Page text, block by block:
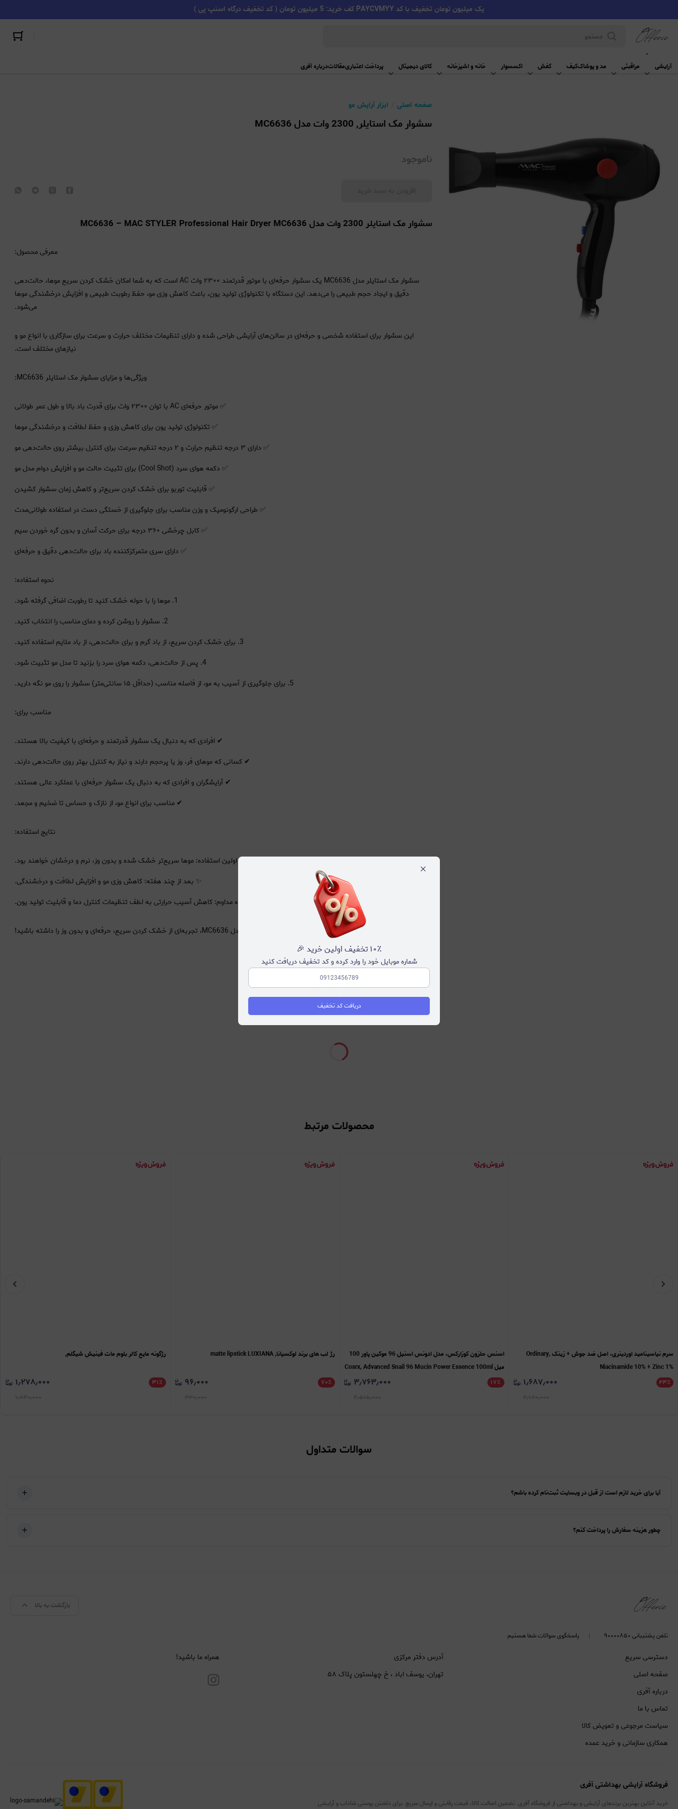
یک میلیون تومان تخفیف با کد PAYCVMYY کف خرید: 5 میلیون تومان ( کد تخفیف درگاه اسنپ پی )
آرایشی مراقبتی مد و پوشاککیف کفش اکسسوار خانه و اشپزخانه کالای دیجیتال پرداخت اعتباریمقالاتدرباره آفری
صفحه اصلی ابزار آرایش مو
سشوار مک استایلر, 2300 وات مدل MC6636
ناموجود
سشوار مک استایلر 2300 وات مدل MC6636 – MAC STYLER Professional Hair Dryer MC6636
معرفی محصول:
سشوار مک استایلر مدل MC6636 یک سشوار حرفه‌ای با موتور قدرتمند ۲۳۰۰ وات AC است که به شما امکان خشک کردن سریع موها، حالت‌دهی
دقیق و ایجاد حجم طبیعی را می‌دهد. این دستگاه با تکنولوژی تولید یون، باعث کاهش وزی مو، حفظ رطوبت طبیعی و افزایش درخشندگی موها
می‌شود.
این سشوار برای استفاده شخصی و حرفه‌ای در سالن‌های آرایشی طراحی شده و دارای تنظیمات مختلف حرارت و سرعت برای سازگاری با انواع مو و
نیازهای مختلف است.
ویژگی‌ها و مزایای سشوار مک استایلر MC6636:
✅ موتور حرفه‌ای AC با توان ۲۳۰۰ وات برای قدرت باد بالا و طول عمر طولانی
✅ تکنولوژی تولید یون برای کاهش وزی و حفظ لطافت و درخشندگی موها
✅ دارای ۳ درجه تنظیم حرارت و ۲ درجه تنظیم سرعت برای کنترل بیشتر روی حالت‌دهی مو
✅ دکمه هوای سرد (Cool Shot) برای تثبیت حالت مو و افزایش دوام مدل مو
✅ قابلیت توربو برای خشک کردن سریع‌تر و کاهش زمان سشوار کشیدن
✅ طراحی ارگونومیک و وزن مناسب برای جلوگیری از خستگی دست در استفاده طولانی‌مدت
✅ کابل چرخشی ۳۶۰ درجه برای حرکت آسان و بدون گره خوردن سیم
✅ دارای سری متمرکزکننده باد برای حالت‌دهی دقیق و حرفه‌ای
نحوه استفاده:
1. موها را با حوله خشک کنید تا رطوبت اضافی گرفته شود.
2. سشوار را روشن کرده و دمای مناسب را انتخاب کنید.
3. برای خشک کردن سریع، از باد گرم و برای حالت‌دهی، از باد ملایم استفاده کنید.
4. پس از حالت‌دهی، دکمه هوای سرد را بزنید تا مدل مو تثبیت شود.
5. برای جلوگیری از آسیب به مو، از فاصله مناسب (حداقل ۱۵ سانتی‌متر) سشوار را روی مو نگه دارید.
مناسب برای:
✔ افرادی که به دنبال یک سشوار قدرتمند و حرفه‌ای با کیفیت بالا هستند.
✔ کسانی که موهای فر، وز یا پرحجم دارند و نیاز به کنترل بهتر روی حالت‌دهی دارند.
✔ آرایشگران و افرادی که به دنبال یک سشوار حرفه‌ای با عملکرد عالی هستند.
✔ مناسب برای انواع مو، از نازک و حساس تا ضخیم و مجعد.
نتایج استفاده:
✨ بعد از اولین استفاده: موها سریع‌تر خشک شده و بدون وز، نرم و درخشان خواهند بود.
✨ بعد از چند هفته: کاهش وزی مو و افزایش لطافت و درخشندگی.
✨ بعد از استفاده مداوم: کاهش آسیب حرارتی به لطف تنظیمات کنترل دما و قابلیت تولید یون.
با سشوار حرفه‌ای مک استایلر مدل MC6636، تجربه‌ای از خشک کردن سریع، حرفه‌ای و بدون وز را داشته باشید!
دیدگاه کاربران
محصولات مرتبط
سرم نیاسینامید اوردینری، اصل ضد جوش + زینک Ordinary,
Niacinamide 10% + Zinc 1%
۲۳٪ ۱٫۶۸۷٫۰۰۰
اسنس حلزون کوزارکس، مدل ادونس اسنیل 96 موکین پاور 100
میل Cosrx, Advanced Snail 96 Mucin Power Essence 100ml
۱۷٪ ۳٫۷۶۳٫۰۰۰
رژ لب های برند لوکسیانا, matte lipstick LUXIANA
۷۰٪ ۹۶٫۰۰۰
رژگونه مایع کالر بلوم مات فینیش شیگلم,
۳۱٪ ۱٫۲۷۸٫۰۰۰
سوالات متداول
آیا برای خرید لازم است از قبل در وبسایت ثبت‌نام کرده باشم؟
چطور هزینه سفارش را پرداخت کنم؟
بازگشت به بالا
تلفن پشتیبانی ۹۰۰۰۰۸۵۰ پاسخگوی سوالات شما هستیم
دسترسی سریع
صفحه اصلی
درباره آفری
تماس با ما
سیاست مرجوعی و تعویض کالا
همکاری سازمانی و خرید عمده
آدرس دفتر مرکزی
تهران، یوسف اباد ، خ چهلستون پلاک ۵۸
همراه ما باشید!
فروشگاه آرایشی بهداشتی آفری
خرید آنلاین بهترین برندهای آرایشی و بهداشتی از فروشگاه آفری. تضمین اصالت کالا، قیمت رقابتی و ارسال سریع. برای داشتن پوستی شاداب و آرایشی
×
۱۰٪ تخفیف اولین خرید 🎉
شماره موبایل خود را وارد کرده و کد تخفیف دریافت کنید
دریافت کد تخفیف